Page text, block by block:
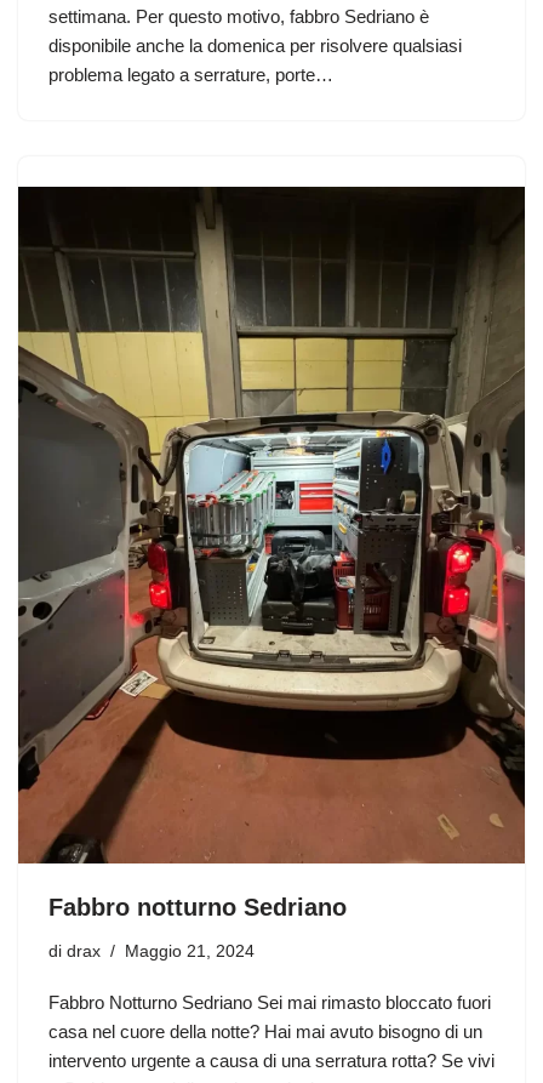
settimana. Per questo motivo, fabbro Sedriano è
disponibile anche la domenica per risolvere qualsiasi
problema legato a serrature, porte…
Fabbro notturno Sedriano
di drax Maggio 21, 2024
Fabbro Notturno Sedriano Sei mai rimasto bloccato fuori
casa nel cuore della notte? Hai mai avuto bisogno di un
intervento urgente a causa di una serratura rotta? Se vivi